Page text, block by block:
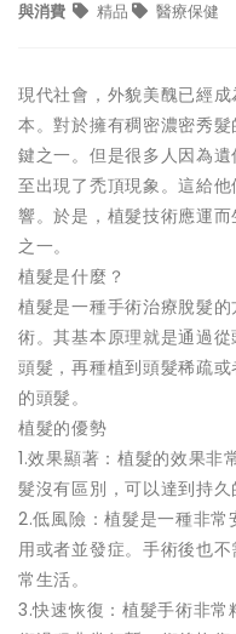
與消費 精品 醫療保健
現代社會，外貌美醜已經
本。對於擁有稠密濃密秀
鍵之一。但是很多人因為
至出現了禿頂現象。這給
響。於是，植髮技術應運
之一。
植髮是什麼？
植髮是一種手術治療脫髮
術。其基本原理就是通過
頭髮，再種植到頭髮稀疏
的頭髮。
植髮的優勢
1.效果顯著：植髮的效果非
髮沒有區別，可以達到持久
2.低風險：植髮是一種非
用或者並發症。手術後也
常生活。
3.快速恢復：植髮手術非